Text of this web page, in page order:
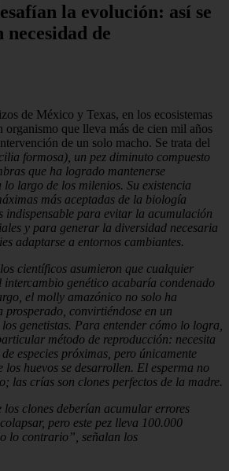
la evolución: así se
de
de México y Texas, en los ecosistemas
organismo que lleva más de cien mil años
de un solo macho. Se trata del
formosa), un pez diminuto compuesto
que ha logrado mantenerse
lo largo de los milenios. Su existencia
más aceptadas de la biología
indispensable para evitar la acumulación
y para generar la diversidad necesaria
adaptarse a entornos cambiantes.
científicos asumieron que cualquier
genético acabaría condenado
el molly amazónico no solo ha
prosperado, convirtiéndose en un
genetistas. Para entender cómo lo logra,
método de reproducción: necesita
especies próximas, pero únicamente
los huevos se desarrollen. El esperma no
las crías son clones perfectos de la madre.
los clones deberían acumular errores
pero este pez lleva 100.000
lo contrario”, señalan los